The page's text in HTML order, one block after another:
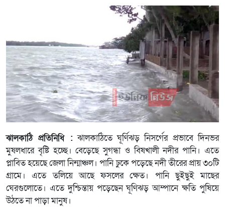
ঝালকাঠি প্রতিনিধি : ঝালকাঠিতে ঘূর্ণিঝড় নিসর্গের প্রভাবে দিনভর
মুষলধারে বৃষ্টি হচ্ছে। বেড়েছে সুগন্ধা ও বিষখালী নদীর পানি। এতে
প্লাবিত হয়েছে জেলা নিন্মাঞ্চল। পানি ঢুকে পড়েছে নদী তীরের প্রায় ৩০টি
গ্রামে। এতে তলিয়ে আছে ফসলের ক্ষেত। পানি ছুইছুই মাছের
ঘেরগুলোতে। এতে দুশ্চিন্তায় পড়েছেন ঘূণিঝড় আম্পানে ক্ষতি পুষিয়ে
উঠতে না পাড়া মানুষ।